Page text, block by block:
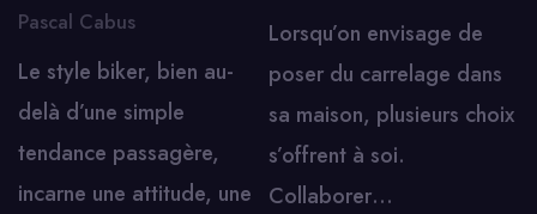
Pascal Cabus
Le style biker, bien au-
delà d’une simple
tendance passagère,
incarne une attitude, une
Lorsqu’on envisage de
poser du carrelage dans
sa maison, plusieurs choix
s’offrent à soi.
Collaborer…